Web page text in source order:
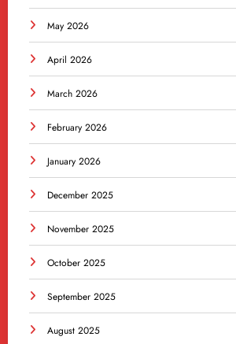
May 2026
April 2026
March 2026
February 2026
January 2026
December 2025
November 2025
October 2025
September 2025
August 2025